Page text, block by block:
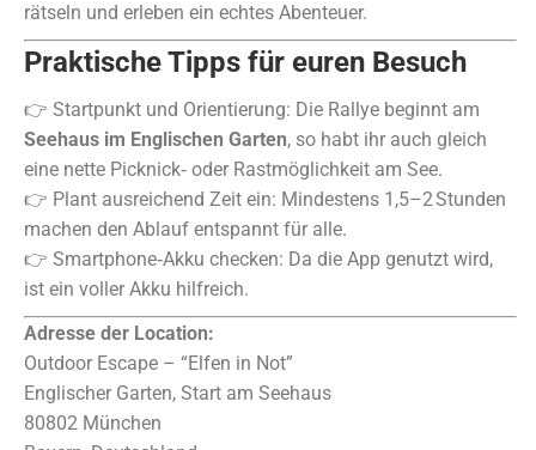
rätseln und erleben ein echtes Abenteuer.
Praktische Tipps für euren Besuch
👉 Startpunkt und Orientierung: Die Rallye beginnt am
Seehaus im Englischen Garten, so habt ihr auch gleich
eine nette Picknick‑ oder Rastmöglichkeit am See.
👉 Plant ausreichend Zeit ein: Mindestens 1,5–2 Stunden
machen den Ablauf entspannt für alle.
👉 Smartphone‑Akku checken: Da die App genutzt wird,
ist ein voller Akku hilfreich.
Adresse der Location:
Outdoor Escape – “Elfen in Not”
Englischer Garten, Start am Seehaus
80802 München